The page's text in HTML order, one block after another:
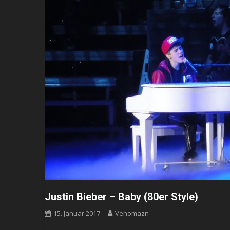
Justin Bieber – Baby (80er Style)
15. Januar 2017 Venomazn